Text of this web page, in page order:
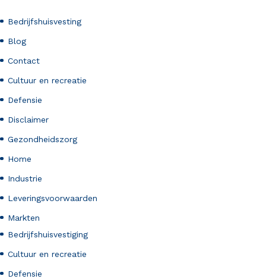
Bedrijfshuisvesting
Blog
Contact
Cultuur en recreatie
Defensie
Disclaimer
Gezondheidszorg
Home
Industrie
Leveringsvoorwaarden
Markten
Bedrijfshuisvestiging
Cultuur en recreatie
Defensie